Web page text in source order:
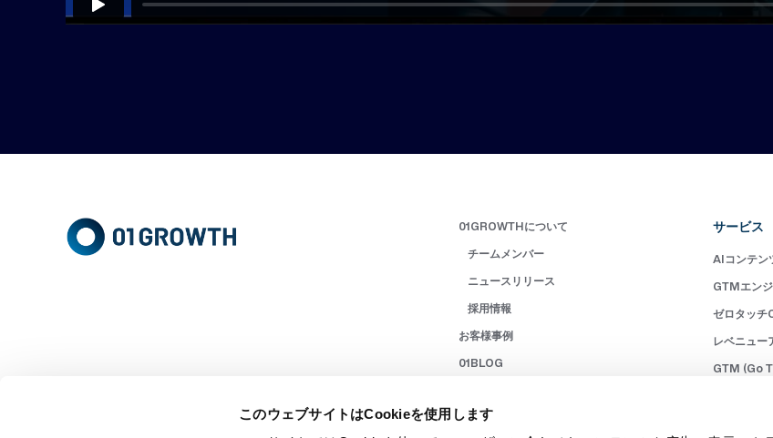
このウェブサイトはCookieを使用します
01GROWTHについて
チームメンバー
ニュースリリース
採用情報
お客様事例
01BLOG
お問い合わせ
サービス
AIコンテン
GTMエン
ゼロタッチ
レベニュー
GTM (Go
マーケテ